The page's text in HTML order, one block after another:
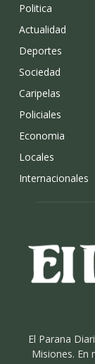
Politica
Actualidad
Deportes
Sociedad
Caripelas
Policiales
Economia
Locales
Internacionales
El Parana
Misiones. En